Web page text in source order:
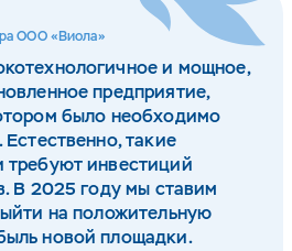
ООО «Виола»
и мощное,
предприятие,
было необходимо
такие
инвестиций
В 2025 году мы ставим
на положительную
новой площадки.